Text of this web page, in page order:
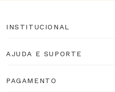
INSTITUCIONAL
AJUDA E SUPORTE
PAGAMENTO